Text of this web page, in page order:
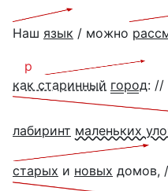
Наш язык / можно
p
как старинный город: //
лабиринт маленьких
старых и новых домов, /